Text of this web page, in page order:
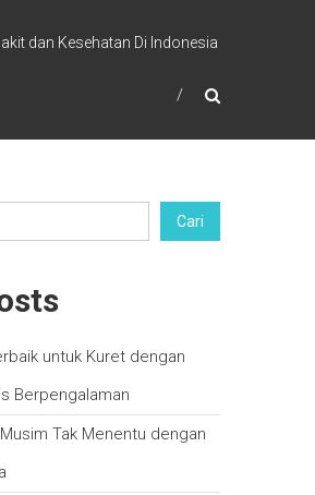
dan Kesehatan Di Indonesia
Cari
untuk Kuret dengan
Berpengalaman
Tak Menentu dengan